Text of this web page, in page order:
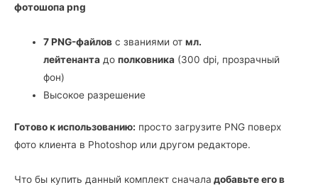
фотошопа png
7 PNG-файлов с званиями отмл.
лейтенанта дополковника (300 dpi, прозрачный
фон)
Высокое разрешение
Готово к использованию: просто загрузите PNG поверх
фото клиента в Photoshop или другом редакторе.
Что бы купить данный комплект сначала добавьте его в